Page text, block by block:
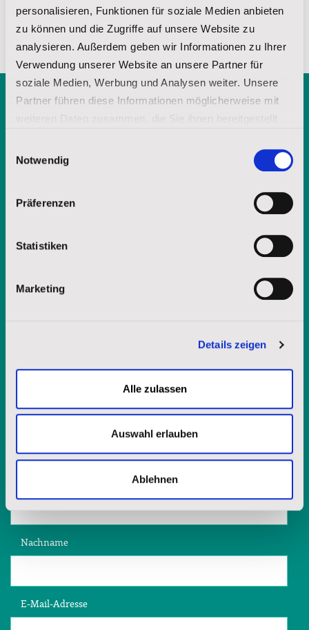
personalisieren, Funktionen für soziale Medien anbieten
zu können und die Zugriffe auf unsere Website zu
analysieren. Außerdem geben wir Informationen zu Ihrer
Verwendung unserer Website an unsere Partner für
soziale Medien, Werbung und Analysen weiter. Unsere
Partner führen diese Informationen möglicherweise mit
gesammelt haben.
Notwendig
Präferenzen
Statistiken
Marketing
Details zeigen
Alle zulassen
Auswahl erlauben
Ablehnen
Möchten Sie weitere Informationen
über die Lakota-Spiritualität? Fordern
Sie unsere Broschüre an.
Nachname
E-Mail-Adresse